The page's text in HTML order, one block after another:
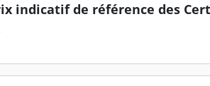
indicatif de référence des